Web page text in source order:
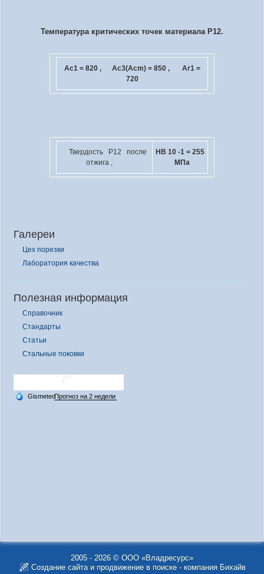
Температура критических точек материала Р12.
Ac1 = 820 , Ac3(Acm) = 850 , Ar1 =
720
Твердость Р12 после
отжига ,
HB 10 -1 = 255
МПа
Галереи
Цех порезки
Лаборатория качества
Полезная информация
Справочник
Стандарты
Статьи
Стальные поковки
2005 - 2026 © ООО «Владресурс»
Создание сайтаи продвижение в поиске- компания Бихайв